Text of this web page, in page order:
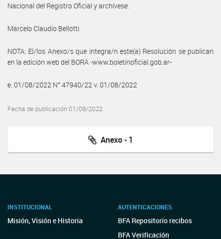
Nacional del Registro Oficial y archívese.
Marcelo Claudio Bellotti
NOTA: El/los Anexo/s que integra/n este(a) Resolución se publican
en la edición web del BORA -www.boletinoficial.gob.ar-
e. 01/08/2022 N° 47940/22 v. 01/08/2022
Fecha de publicación 01/08/2022
Anexo - 1
INSTITUCIONAL
Misión, Visión e Historia
AUTENTICACIONES
BFA Repositorio recibos
BFA Verificación